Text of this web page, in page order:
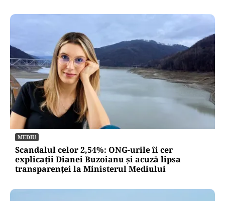
MEDIU
Scandalul celor 2,54%: ONG-urile îi cer
explicații Dianei Buzoianu și acuză lipsa
transparenței la Ministerul Mediului